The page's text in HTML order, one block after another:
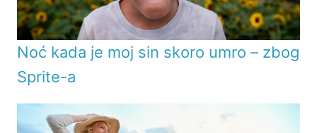
Noć kada je moj sin skoro umro – zbog
Sprite-a